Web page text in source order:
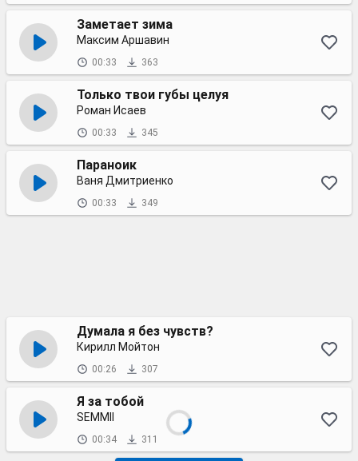
Заметает зима
Максим Аршавин
00:33 363
Только твои губы целуя
Роман Исаев
00:33 345
Параноик
Ваня Дмитриенко
00:33 349
Думала я без чувств?
Кирилл Мойтон
00:26 307
Я за тобой
SEMMII
00:34 311